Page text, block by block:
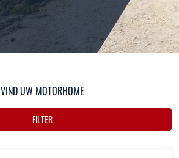
VIND UW MOTORHOME
FILTER